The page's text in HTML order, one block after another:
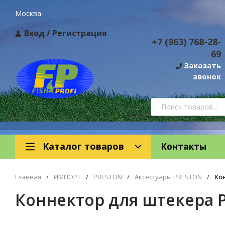
Москва
Вход/ Регистрация
+7 (963) 768-28-
69
Заказать
звонок
Каталог товаров Контакты
Главная / ИМПОРТ / PRESTON / Аксессуары PRESTON /
Коннектор для штекера